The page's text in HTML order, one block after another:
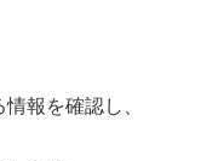
報を確認し、